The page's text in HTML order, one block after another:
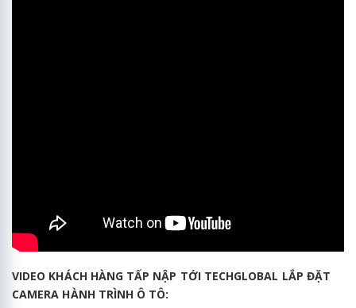
VIDEO KHÁCH HÀNG TẤP NẬP TỚI TECHGLOBAL LẮP ĐẶT
CAMERA HÀNH TRÌNH Ô TÔ: